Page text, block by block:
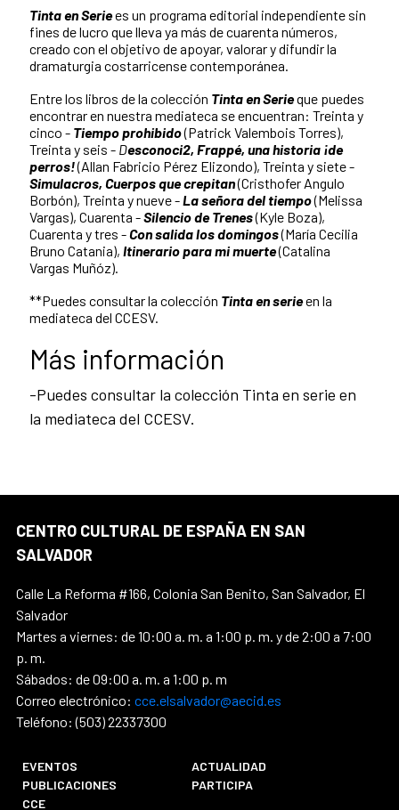
Tinta en Seriees un programa editorial independiente sin
fines de lucro que lleva ya más de cuarenta números,
creado con el objetivo de apoyar, valorar y difundir la
dramaturgia costarricense contemporánea.
Entre los libros de la colección Tinta en Serieque puedes
encontrar en nuestra mediateca se encuentran: Treinta y
cinco - Tiempo prohibido(Patrick Valembois Torres),
Treinta y seis - Desconoci2, Frappé, una historia ¡de
perros!(Allan Fabricio Pérez Elizondo), Treinta y siete -
Simulacros, Cuerpos que crepitan(Cristhofer Angulo
Borbón), Treinta y nueve -La señora del tiempo(Melissa
Vargas), Cuarenta -Silencio de Trenes(Kyle Boza),
Cuarenta y tres -Con salida los domingos(María Cecilia
Bruno Catania), Itinerario para mi muerte(Catalina
Vargas Muñóz).
**Puedes consultar la colección Tinta en serieen la
mediateca del CCESV.
Más información
-Puedes consultar la colección Tinta en serie en
la mediateca del CCESV.
CENTRO CULTURAL DE ESPAÑA EN SAN
SALVADOR
Calle La Reforma #166, Colonia San Benito, San Salvador, El
Salvador
Martes a viernes: de 10:00 a. m. a 1:00 p. m. y de 2:00 a 7:00
p. m.
Sábados: de 09:00 a. m. a 1:00 p. m
Correo electrónico: cce.elsalvador@aecid.es
Teléfono: (503) 22337300
EVENTOS
ACTUALIDAD
PUBLICACIONES
PARTICIPA
CCE